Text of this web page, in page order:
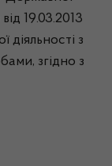
19.03.2013
з
згідно з